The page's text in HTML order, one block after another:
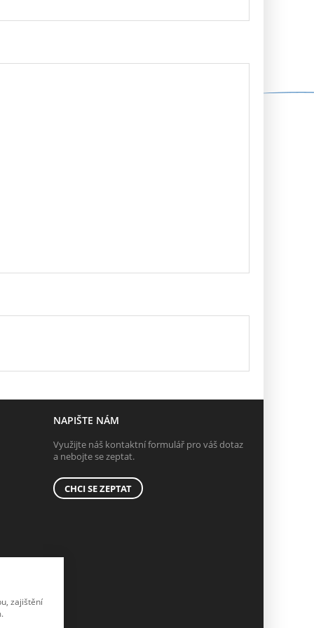
NAPIŠTE NÁM
Využijte náš kontaktní formulář pro váš dotaz
a nebojte se zeptat.
CHCI SE ZEPTAT
zajištění